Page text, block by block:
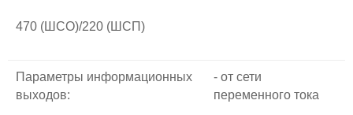
470 (ШСО)/220 (ШСП)
Параметры информационных
выходов:
- от сети
переменного тока